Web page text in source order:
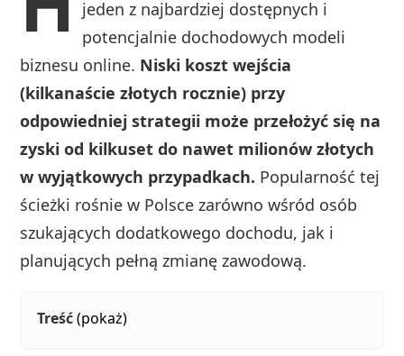
jeden z najbardziej dostępnych i
potencjalnie dochodowych modeli
biznesu online. Niski koszt wejścia
(kilkanaście złotych rocznie) przy
odpowiedniej strategii może przełożyć się na
zyski od kilkuset do nawet milionów złotych
w wyjątkowych przypadkach. Popularność tej
ścieżki rośnie w Polsce zarówno wśród osób
szukających dodatkowego dochodu, jak i
planujących pełną zmianę zawodową.
Treść(pokaż)